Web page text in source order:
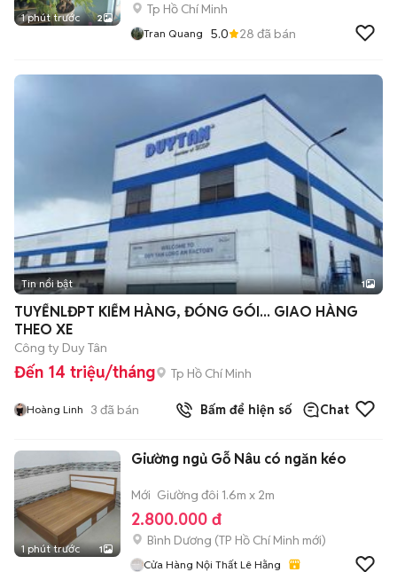
1 phút trước 2
Tp Hồ Chí Minh
Tran Quang 5.0 28 đã bán
Tin nổi bật 1
TUYỂNLĐPT KIỂM HÀNG, ĐÓNG GÓI... GIAO HÀNG
THEO XE
Công ty Duy Tân
Đến 14 triệu/tháng Tp Hồ Chí Minh
Hoàng Linh 3 đã bán Bấm để hiện số Chat
1 phút trước 1
Giường ngủ Gỗ Nâu có ngăn kéo
Mới Giường đôi 1.6m x 2m
2.800.000 đ
Bình Dương (TP Hồ Chí Minh mới)
Cửa Hàng Nội Thất Lê Hằng